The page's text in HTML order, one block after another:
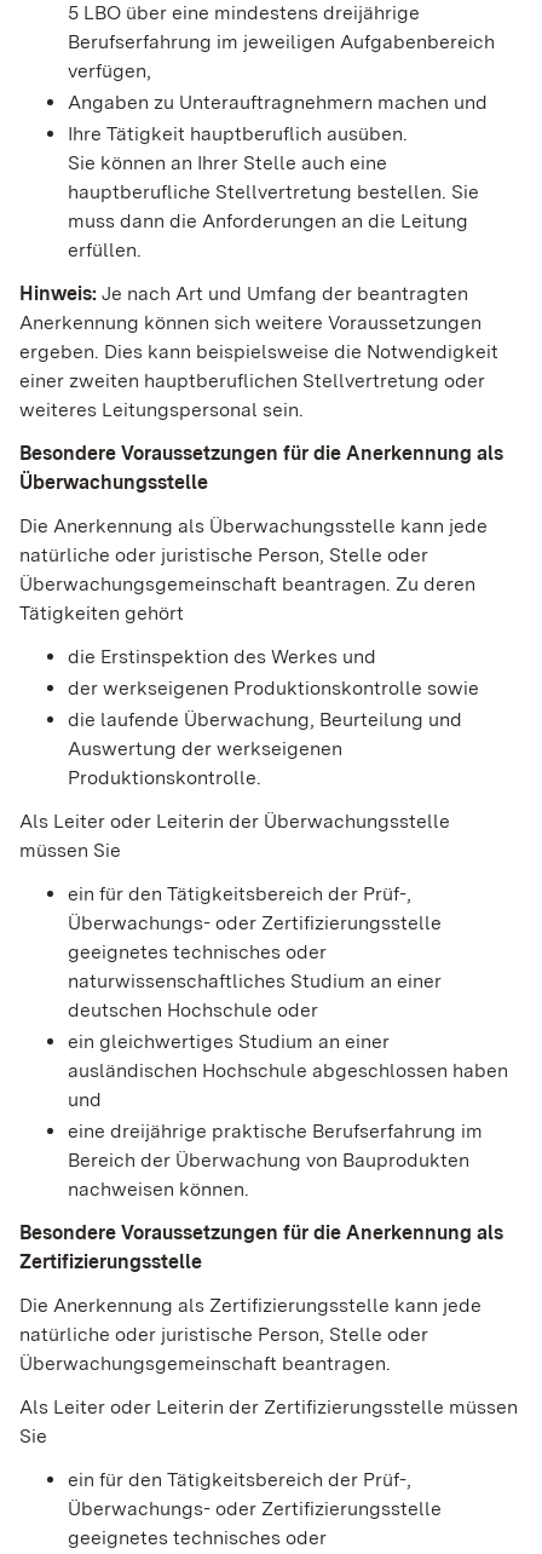
5 LBO über eine mindestens dreijährige
Berufserfahrung im jeweiligen Aufgabenbereich
verfügen,
Angaben zu Unterauftragnehmern machen und
Ihre Tätigkeit hauptberuflich ausüben.
Sie können an Ihrer Stelle auch eine
hauptberufliche Stellvertretung bestellen. Sie
muss dann die Anforderungen an die Leitung
erfüllen.
Hinweis: Je nach Art und Umfang der beantragten
Anerkennung können sich weitere Voraussetzungen
ergeben. Dies kann beispielsweise die Notwendigkeit
einer zweiten hauptberuflichen Stellvertretung oder
weiteres Leitungspersonal sein.
Besondere Voraussetzungen für die Anerkennung als
Überwachungsstelle
Die Anerkennung als Überwachungsstelle kann jede
natürliche oder juristische Person, Stelle oder
Überwachungsgemeinschaft beantragen. Zu deren
Tätigkeiten gehört
die Erstinspektion des Werkes und
der werkseigenen Produktionskontrolle sowie
die laufende Überwachung, Beurteilung und
Auswertung der werkseigenen
Produktionskontrolle.
Als Leiter oder Leiterin der Überwachungsstelle
müssen Sie
ein für den Tätigkeitsbereich der Prüf-,
Überwachungs- oder Zertifizierungsstelle
geeignetes technisches oder
naturwissenschaftliches Studium an einer
deutschen Hochschule oder
ein gleichwertiges Studium an einer
ausländischen Hochschule abgeschlossen haben
und
eine dreijährige praktische Berufserfahrung im
Bereich der Überwachung von Bauprodukten
nachweisen können.
Besondere Voraussetzungen für die Anerkennung als
Zertifizierungsstelle
Die Anerkennung als Zertifizierungsstelle kann jede
natürliche oder juristische Person, Stelle oder
Überwachungsgemeinschaft beantragen.
Als Leiter oder Leiterin der Zertifizierungsstelle müssen
Sie
ein für den Tätigkeitsbereich der Prüf-,
Überwachungs- oder Zertifizierungsstelle
geeignetes technisches oder